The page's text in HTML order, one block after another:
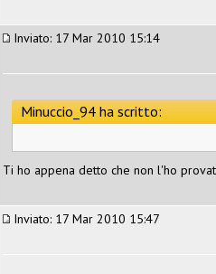
Inviato: 17 Mar 2010 15:14
Minuccio_94 ha scritto:
Ti ho appena detto che non l'ho
Inviato: 17 Mar 2010 15:47